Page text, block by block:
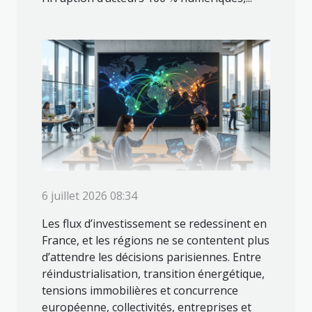
6 juillet 2026 08:34
Les flux d’investissement se redessinent en
France, et les régions ne se contentent plus
d’attendre les décisions parisiennes. Entre
réindustrialisation, transition énergétique,
tensions immobilières et concurrence
européenne, collectivités, entreprises et